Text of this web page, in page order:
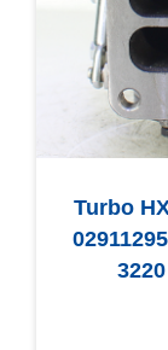
Turbo